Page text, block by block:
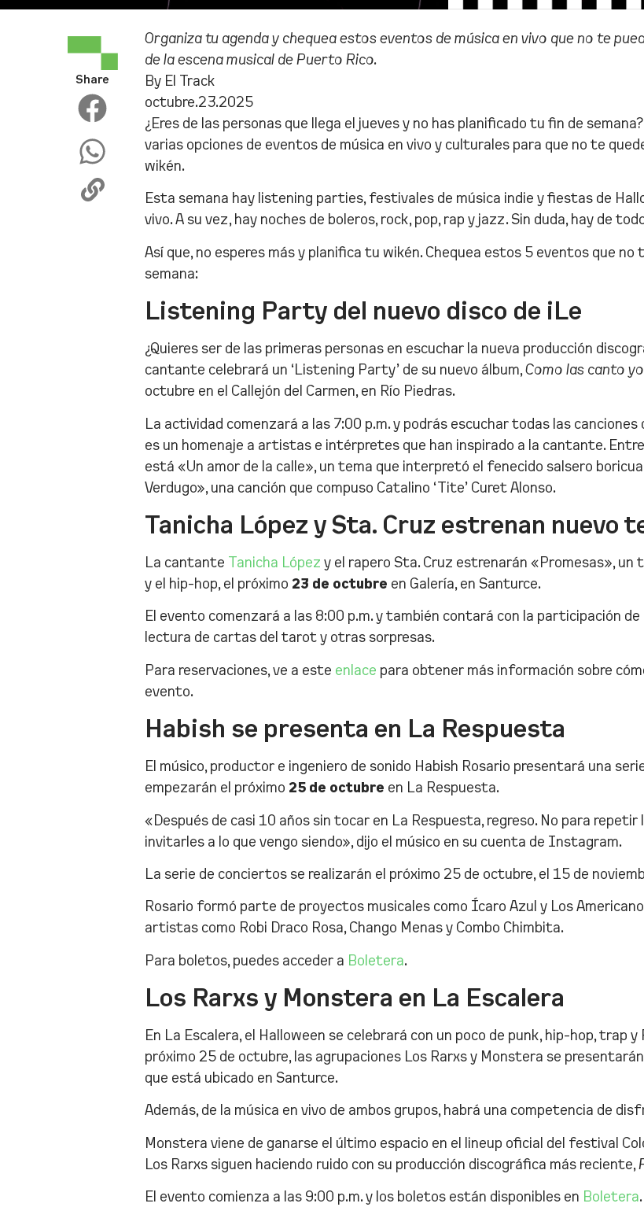
Share
Organiza tu agenda y chequea estos eventos de música en vivo que no te
de la escena musical de Puerto Rico.
By El Track
octubre.23.2025
¿Eres de las personas que llega el jueves y no has planificado tu fin de
varias opciones de eventos de música en vivo y culturales para que no te
wikén.
Esta semana hay listening parties, festivales de música indie y fiestas de
vivo. A su vez, hay noches de boleros, rock, pop, rap y jazz. Sin duda, hay de
Así que, no esperes más y planifica tu wikén. Chequea estos 5 eventos que
semana:
Listening Party del nuevo disco de iLe
¿Quieres ser de las primeras personas en escuchar la nueva producción
cantante celebrará un ‘Listening Party’ de su nuevo álbum,Como las canto yo
octubre en el Callejón del Carmen, en Río Piedras.
La actividad comenzará a las 7:00 p.m. y podrás escuchar todas las canciones
es un homenaje a artistas e intérpretes que han inspirado a la cantante.
está «Un amor de la calle», un tema que interpretó el fenecido salsero
Verdugo», una canción que compuso Catalino ‘Tite’ Curet Alonso.
Tanicha López y Sta. Cruz estrenan nuevo
La cantante Tanicha López y el rapero Sta. Cruz estrenarán «Promesas», un
y el hip-hop, el próximo 23 de octubre en Galería, en Santurce.
El evento comenzará a las 8:00 p.m. y también contará con la participación
lectura de cartas del tarot y otras sorpresas.
Para reservaciones, ve a este enlace para obtener más información sobre
evento.
Habish se presenta en La Respuesta
El músico, productor e ingeniero de sonido Habish Rosario presentará una
empezarán el próximo 25 de octubre en La Respuesta.
«Después de casi 10 años sin tocar en La Respuesta, regreso. No para repetir
invitarles a lo que vengo siendo», dijo el músico en su cuenta de Instagram.
La serie de conciertos se realizarán el próximo 25 de octubre, el 15 de
Rosario formó parte de proyectos musicales como Ícaro Azul y Los
artistas como Robi Draco Rosa, Chango Menas y Combo Chimbita.
Para boletos, puedes acceder a Boletera.
Los Rarxs y Monstera en La Escalera
En La Escalera, el Halloween se celebrará con un poco de punk, hip-hop, trap y
próximo 25 de octubre, las agrupaciones Los Rarxs y Monstera se
que está ubicado en Santurce.
Además, de la música en vivo de ambos grupos, habrá una competencia de
Monstera viene de ganarse el último espacio en el lineup oficial del festival
Los Rarxs siguen haciendo ruido con su producción discográfica más reciente,
El evento comienza a las 9:00 p.m. y los boletos están disponibles en Boletera.